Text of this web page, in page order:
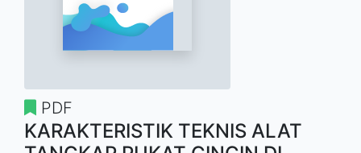
PDF
KARAKTERISTIK TEKNIS ALAT